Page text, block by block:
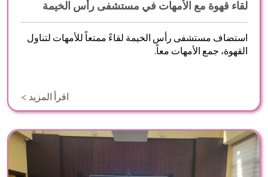
لقاء قهوة مع الأمهات في مستشفى رأس الخيمة
استضاف مستشفى رأس الخيمة لقاءً ممتعاً للأمهات لتناول
القهوة، جمع الأمهات معاً.
اقرأ المزيد >